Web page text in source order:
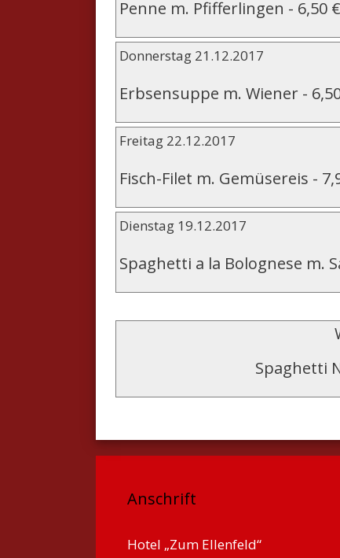
Penne m. Pfifferlingen - 6,50 €
Donnerstag 21.12.2017
Erbsensuppe m. Wiener -
Freitag 22.12.2017
Fisch-Filet m. Gemüsereis -
Dienstag 19.12.2017
Spaghetti a la Bolognese m.
Spaghetti
Anschrift
Hotel „Zum Ellenfeld“